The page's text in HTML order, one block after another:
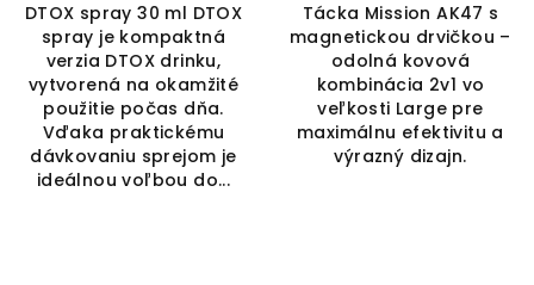
DTOX spray 30 ml DTOX
spray je kompaktná
verzia DTOX drinku,
vytvorená na okamžité
použitie počas dňa.
Vďaka praktickému
dávkovaniu sprejom je
ideálnou voľbou do...
Tácka Mission AK47 s
magnetickou drvičkou –
odolná kovová
kombinácia 2v1 vo
veľkosti Large pre
maximálnu efektivitu a
výrazný dizajn.